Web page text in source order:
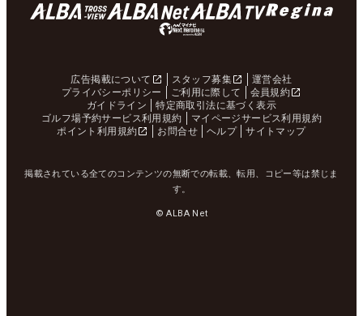
広告掲載について スタッフ募集
運営会社
プライバシーポリシー
ご利用に際して
会員規約
ガイドライン
特定商取引法に基づく表示
ゴルフ場予約サービス利用規約
マイページサービス利用規約
ポイント利用規約
お問合せ ヘルプ サイトマップ
掲載されている全てのコンテンツの無断での転載、転用、コピー等は禁じま
す。
© ALBA Net